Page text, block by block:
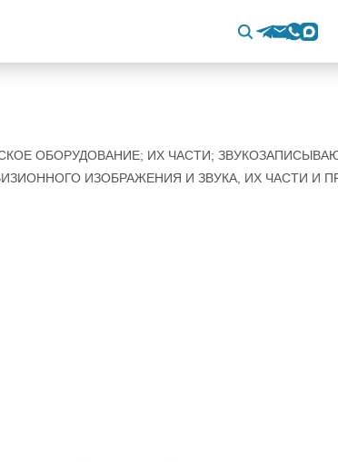
ОБОРУДОВАНИЕ; ИХ ЧАСТИ;
ИЗОБРАЖЕНИЯ И ЗВУКА, ИХ ЧАСТИ И